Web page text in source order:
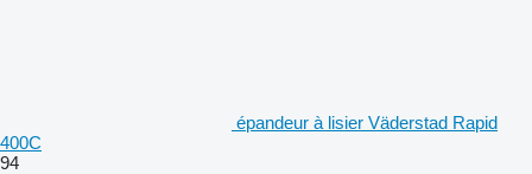
épandeur à lisier Väderstad Rapid
400C
94